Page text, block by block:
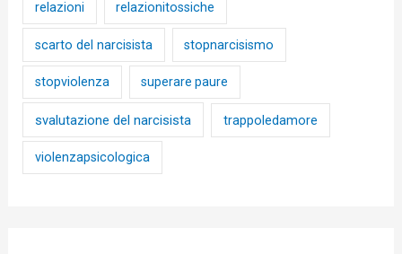
relazioni relazionitossiche
scarto del narcisista stopnarcisismo
stopviolenza superare paure
svalutazione del narcisista trappoledamore
violenzapsicologica